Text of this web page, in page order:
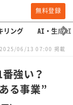
無料登録
リング AI・生成AI
2025/06/13 07:00 掲載
強い？
る事業”